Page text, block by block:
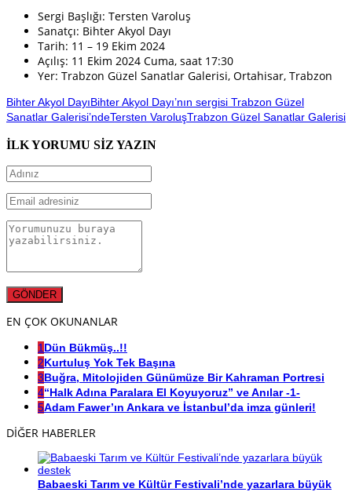
Sergi Başlığı: Tersten Varoluş
Sanatçı: Bihter Akyol Dayı
Tarih: 11 – 19 Ekim 2024
Açılış: 11 Ekim 2024 Cuma, saat 17:30
Yer: Trabzon Güzel Sanatlar Galerisi, Ortahisar, Trabzon
Bihter Akyol DayıBihter Akyol Dayı’nın sergisi Trabzon Güzel
Sanatlar Galerisi’ndeTersten VaroluşTrabzon Güzel Sanatlar Galerisi
İLK YORUMU SİZ YAZIN
EN ÇOK OKUNANLAR
1 Dün Bükmüş..!!
2Kurtuluş Yok Tek Başına
3Buğra, Mitolojiden Günümüze Bir Kahraman Portresi
4“Halk Adına Paralara El Koyuyoruz” ve Anılar -1-
5Adam Fawer’ın Ankara ve İstanbul’da imza günleri!
DİĞER HABERLER
Babaeski Tarım ve Kültür Festivali’nde yazarlara büyük